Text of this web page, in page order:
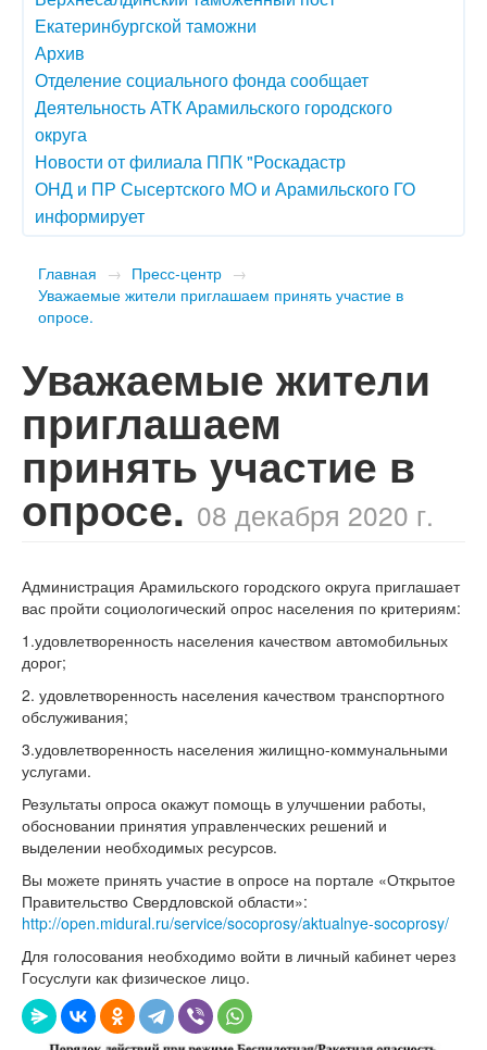
Екатеринбургской таможни
Архив
Отделение социального фонда сообщает
Деятельность АТК Арамильского городского
округа
Новости от филиала ППК "Роскадастр
ОНД и ПР Сысертского МО и Арамильского ГО
информирует
Главная → Пресс-центр →
Уважаемые жители приглашаем принять участие в
опросе.
Уважаемые жители
приглашаем
принять участие в
опросе. 08 декабря 2020 г.
Администрация Арамильского городского округа приглашает
вас пройти социологический опрос населения по критериям:
1.удовлетворенность населения качеством автомобильных
дорог;
2. удовлетворенность населения качеством транспортного
обслуживания;
3.удовлетворенность населения жилищно-коммунальными
услугами.
Результаты опроса окажут помощь в улучшении работы,
обосновании принятия управленческих решений и
выделении необходимых ресурсов.
Вы можете принять участие в опросе на портале «Открытое
Правительство Свердловской области»:
http://open.midural.ru/service/socoprosy/aktualnye-socoprosy/
Для голосования необходимо войти в личный кабинет через
Госуслуги как физическое лицо.